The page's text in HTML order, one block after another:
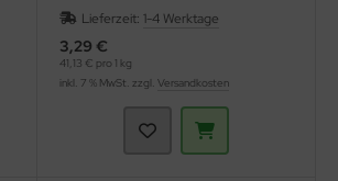
Lieferzeit: 1-4 Werktage
3,29 €
41,13 € pro 1 kg
inkl. 7 % MwSt. zzgl. Versandkosten